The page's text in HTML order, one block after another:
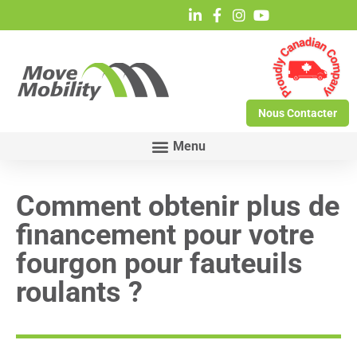
Nous Contacter
Comment obtenir plus de
financement pour votre
fourgon pour fauteuils
roulants ?